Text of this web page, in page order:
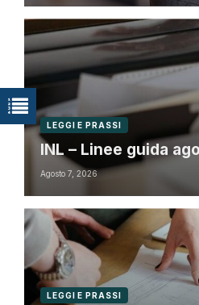
LEGGI E PRASSI
INL – Linee guida
Agosto 7, 2026
LEGGI E PRASSI